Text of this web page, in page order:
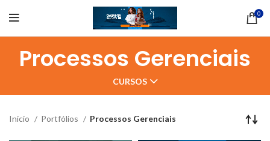
0
Processos Gerenciais
CURSOS
Início Portfólios Processos Gerenciais